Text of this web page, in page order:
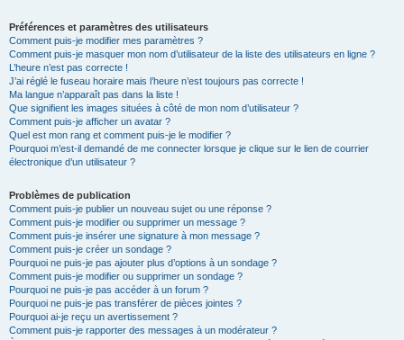
Préférences et paramètres des utilisateurs
Comment puis-je modifier mes paramètres ?
Comment puis-je masquer mon nom d’utilisateur de la liste des utilisateurs en ligne ?
L’heure n’est pas correcte !
J’ai réglé le fuseau horaire mais l’heure n’est toujours pas correcte !
Ma langue n’apparaît pas dans la liste !
Que signifient les images situées à côté de mon nom d’utilisateur ?
Comment puis-je afficher un avatar ?
Quel est mon rang et comment puis-je le modifier ?
Pourquoi m’est-il demandé de me connecter lorsque je clique sur le lien de courrier
électronique d’un utilisateur ?
Problèmes de publication
Comment puis-je publier un nouveau sujet ou une réponse ?
Comment puis-je modifier ou supprimer un message ?
Comment puis-je insérer une signature à mon message ?
Comment puis-je créer un sondage ?
Pourquoi ne puis-je pas ajouter plus d’options à un sondage ?
Comment puis-je modifier ou supprimer un sondage ?
Pourquoi ne puis-je pas accéder à un forum ?
Pourquoi ne puis-je pas transférer de pièces jointes ?
Pourquoi ai-je reçu un avertissement ?
Comment puis-je rapporter des messages à un modérateur ?